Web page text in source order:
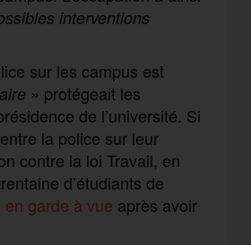
interventions
sur les campus est
» protégeait les
de l’université. Si
la police sur leur
contre la loi Travail, en
d’étudiants de
en garde à vue après avoir